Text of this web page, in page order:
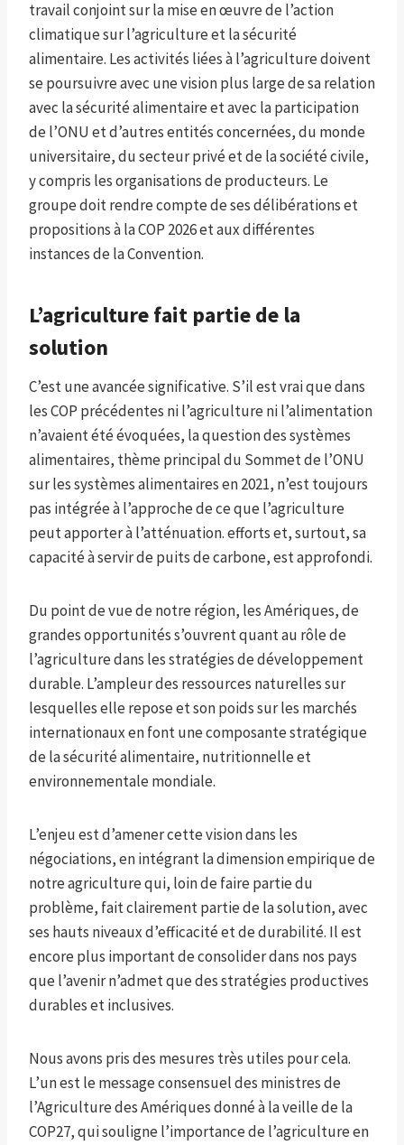
travail conjoint sur la mise en œuvre de l’action
climatique sur l’agriculture et la sécurité
alimentaire. Les activités liées à l’agriculture doivent
se poursuivre avec une vision plus large de sa relation
avec la sécurité alimentaire et avec la participation
de l’ONU et d’autres entités concernées, du monde
universitaire, du secteur privé et de la société civile,
y compris les organisations de producteurs. Le
groupe doit rendre compte de ses délibérations et
propositions à la COP 2026 et aux différentes
instances de la Convention.
L’agriculture fait partie de la
solution
C’est une avancée significative. S’il est vrai que dans
les COP précédentes ni l’agriculture ni l’alimentation
n’avaient été évoquées, la question des systèmes
alimentaires, thème principal du Sommet de l’ONU
sur les systèmes alimentaires en 2021, n’est toujours
pas intégrée à l’approche de ce que l’agriculture
peut apporter à l’atténuation. efforts et, surtout, sa
capacité à servir de puits de carbone, est approfondi.
Du point de vue de notre région, les Amériques, de
grandes opportunités s’ouvrent quant au rôle de
l’agriculture dans les stratégies de développement
durable. L’ampleur des ressources naturelles sur
lesquelles elle repose et son poids sur les marchés
internationaux en font une composante stratégique
de la sécurité alimentaire, nutritionnelle et
environnementale mondiale.
L’enjeu est d’amener cette vision dans les
négociations, en intégrant la dimension empirique de
notre agriculture qui, loin de faire partie du
problème, fait clairement partie de la solution, avec
ses hauts niveaux d’efficacité et de durabilité. Il est
encore plus important de consolider dans nos pays
que l’avenir n’admet que des stratégies productives
durables et inclusives.
Nous avons pris des mesures très utiles pour cela.
L’un est le message consensuel des ministres de
l’Agriculture des Amériques donné à la veille de la
COP27, qui souligne l’importance de l’agriculture en